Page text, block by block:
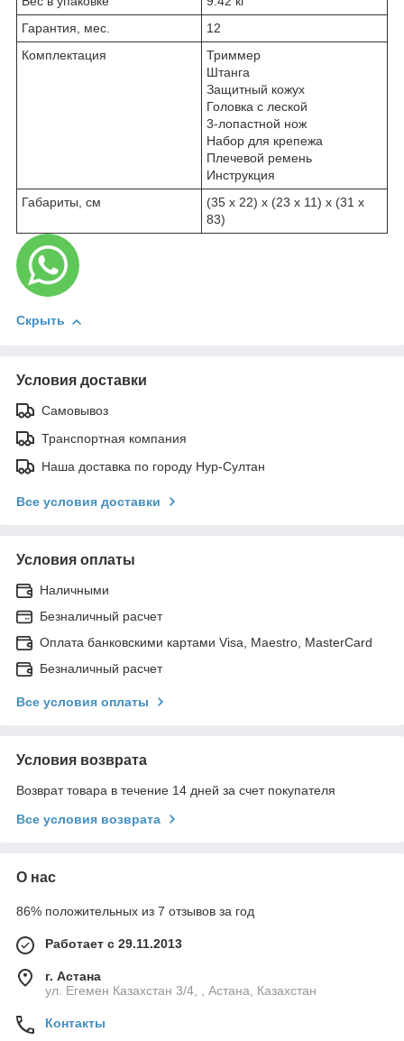
Гарантия, мес.
12
Комплектация
Триммер
Штанга
Защитный кожух
Головка с леской
3-лопастной нож
Набор для крепежа
Плечевой ремень
Инструкция
Габариты, см
(35 х 22) х (23 х 11) х (31 х
83)
Скрыть
Условия доставки
Самовывоз
Транспортная компания
Наша доставка по городу Нур-Султан
Все условия доставки
Условия оплаты
Наличными
Безналичный расчет
Оплата банковскими картами Visa, Maestro, MasterCard
Безналичный расчет
Все условия оплаты
Условия возврата
Возврат товара в течение 14 дней за счет покупателя
Все условия возврата
О нас
86% положительных из 7 отзывов за год
Работает с 29.11.2013
г. Астана
ул. Егемен Казахстан 3/4, , Астана, Казахстан
Контакты